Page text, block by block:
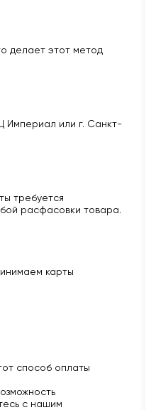
делает этот метод
Империал или г. Санкт-
требуется
расфасовки товара.
карты
способ оплаты
с нашим